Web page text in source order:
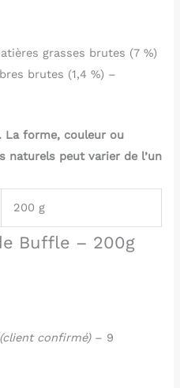
grasses brutes (7 %)
brutes (1,4 %) –
La forme, couleur ou
naturels peut varier de l’un
200 g
Buffle – 200g
(client confirmé) – 9